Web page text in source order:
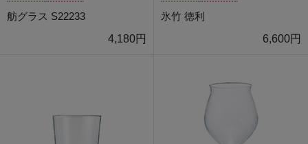
舫グラス S22233
4,180円
氷竹 徳利
6,600円